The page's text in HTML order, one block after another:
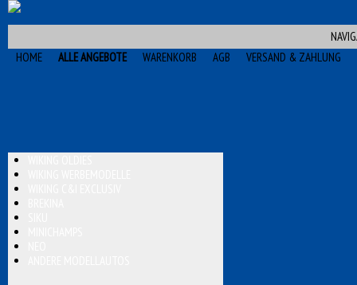
HOME
ALLE ANGEBOTE WARENKORB AGB VERSAND & ZAHLUNG